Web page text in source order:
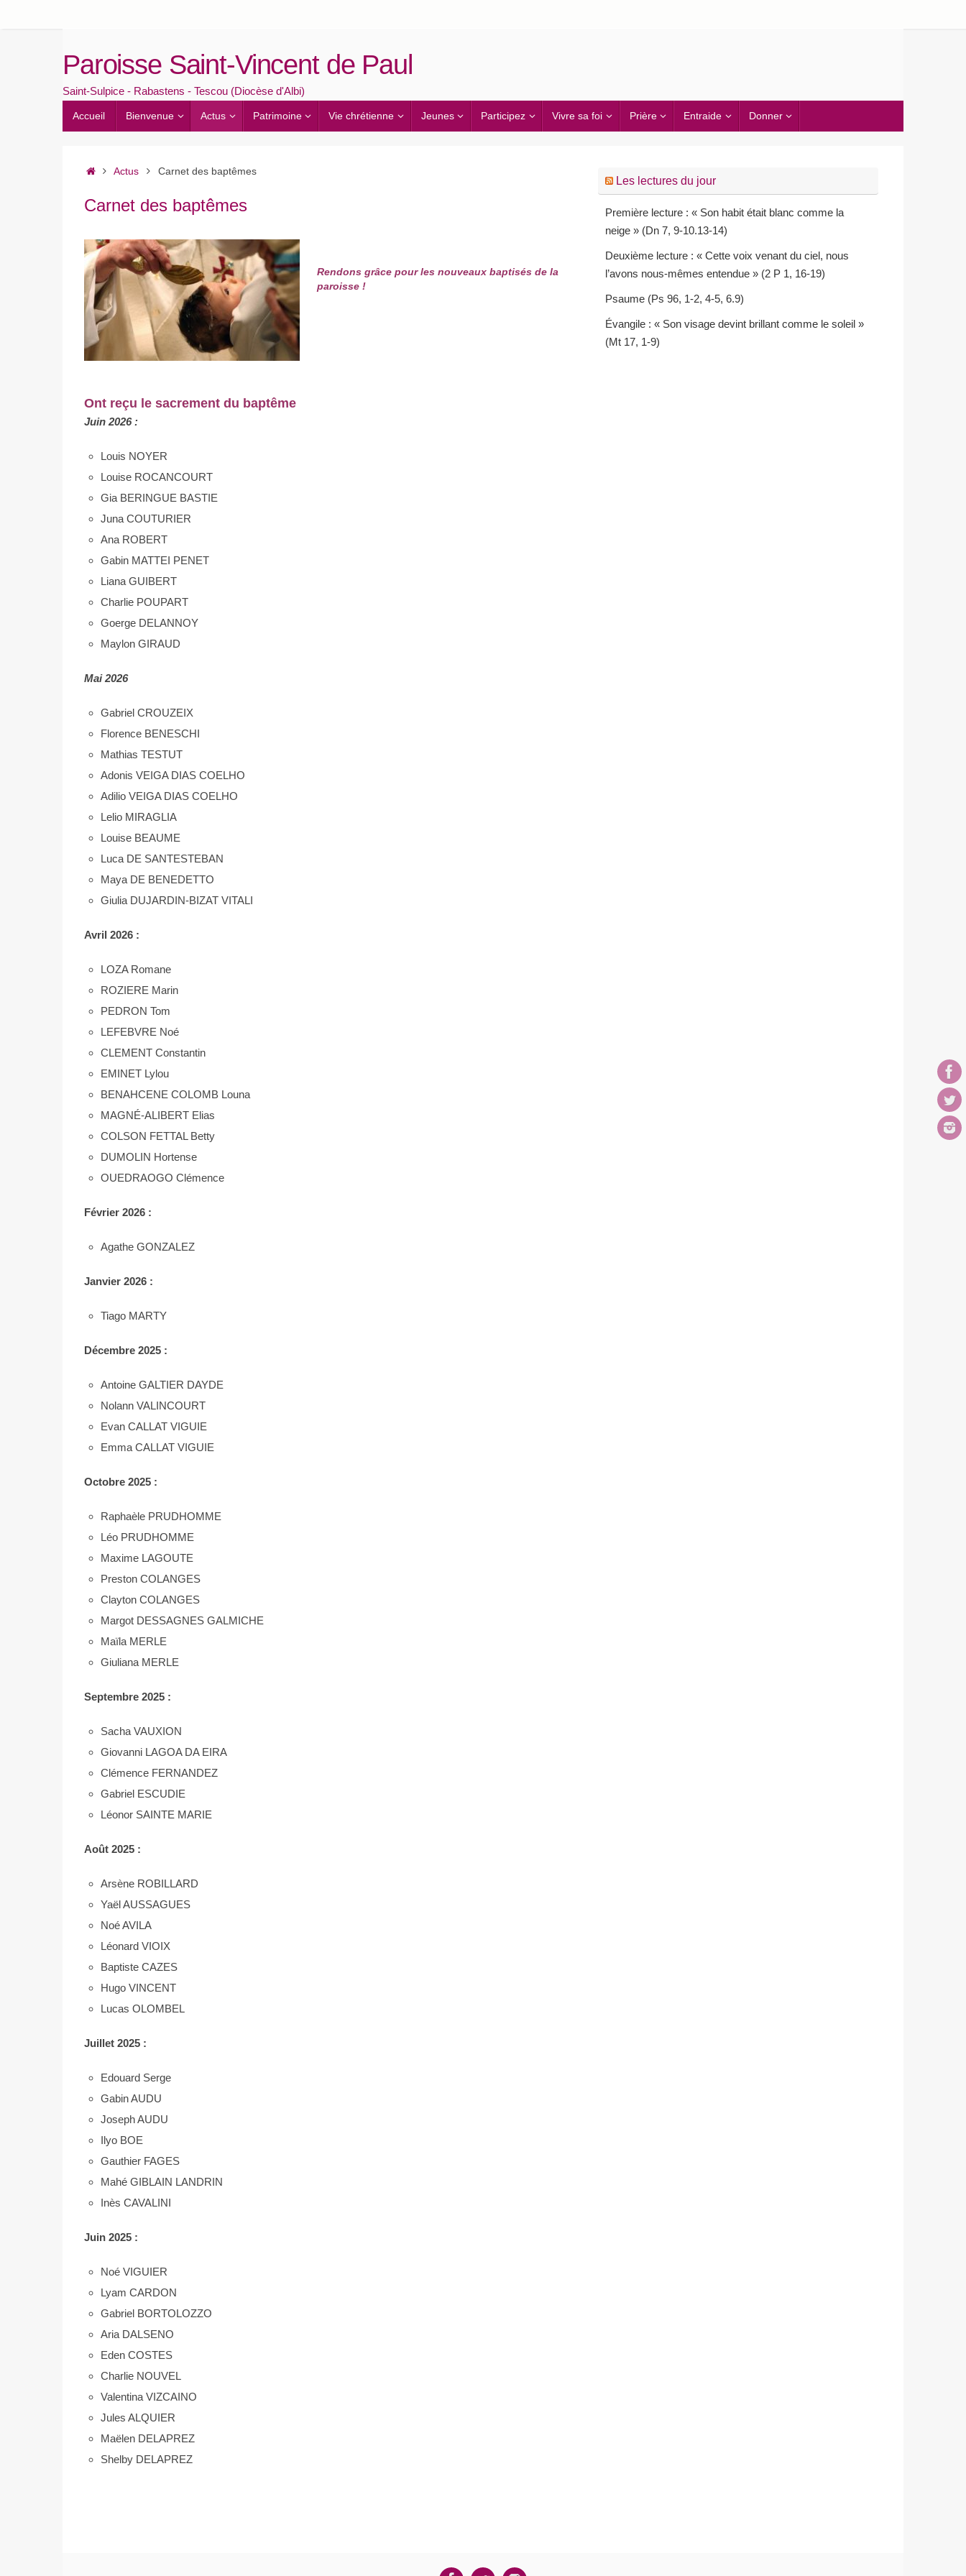
Paroisse Saint-Vincent de Paul
Saint-Sulpice - Rabastens - Tescou (Diocèse d'Albi)
au
Accueil Bienvenue Actus Patrimoine Vie chrétienne Jeunes Participez Vivre sa foi Prière Entraide Donner
Accueil
Actus Carnet des baptêmes
Carnet des baptêmes
Rendons grâce pour les nouveaux baptisés de la
paroisse !
Ont reçu le sacrement du baptême
Juin 2026 :
Louis NOYER
Louise ROCANCOURT
Gia BERINGUE BASTIE
Juna COUTURIER
Ana ROBERT
Gabin MATTEI PENET
Liana GUIBERT
Charlie POUPART
Goerge DELANNOY
Maylon GIRAUD
Mai 2026
Gabriel CROUZEIX
Florence BENESCHI
Mathias TESTUT
Adonis VEIGA DIAS COELHO
Adilio VEIGA DIAS COELHO
Lelio MIRAGLIA
Louise BEAUME
Luca DE SANTESTEBAN
Maya DE BENEDETTO
Giulia DUJARDIN-BIZAT VITALI
Avril 2026 :
LOZA Romane
ROZIERE Marin
PEDRON Tom
LEFEBVRE Noé
CLEMENT Constantin
EMINET Lylou
BENAHCENE COLOMB Louna
MAGNÉ-ALIBERT Elias
COLSON FETTAL Betty
DUMOLIN Hortense
OUEDRAOGO Clémence
Février 2026 :
Agathe GONZALEZ
Janvier 2026 :
Tiago MARTY
Décembre 2025 :
Antoine GALTIER DAYDE
Nolann VALINCOURT
Evan CALLAT VIGUIE
Emma CALLAT VIGUIE
Octobre 2025 :
Raphaèle PRUDHOMME
Léo PRUDHOMME
Maxime LAGOUTE
Preston COLANGES
Clayton COLANGES
Margot DESSAGNES GALMICHE
Maïla MERLE
Giuliana MERLE
Septembre 2025 :
Sacha VAUXION
Giovanni LAGOA DA EIRA
Clémence FERNANDEZ
Gabriel ESCUDIE
Léonor SAINTE MARIE
Août 2025 :
Arsène ROBILLARD
Yaël AUSSAGUES
Noé AVILA
Léonard VIOIX
Baptiste CAZES
Hugo VINCENT
Lucas OLOMBEL
Juillet 2025 :
Edouard Serge
Gabin AUDU
Joseph AUDU
Ilyo BOE
Gauthier FAGES
Mahé GIBLAIN LANDRIN
Inès CAVALINI
Juin 2025 :
Noé VIGUIER
Lyam CARDON
Gabriel BORTOLOZZO
Aria DALSENO
Eden COSTES
Charlie NOUVEL
Valentina VIZCAINO
Jules ALQUIER
Maëlen DELAPREZ
Shelby DELAPREZ
Les lectures du jour
Première lecture : « Son habit était blanc comme la
neige » (Dn 7, 9-10.13-14)
Deuxième lecture : « Cette voix venant du ciel, nous
l’avons nous-mêmes entendue » (2 P 1, 16-19)
Psaume (Ps 96, 1-2, 4-5, 6.9)
Évangile : « Son visage devint brillant comme le soleil »
(Mt 17, 1-9)